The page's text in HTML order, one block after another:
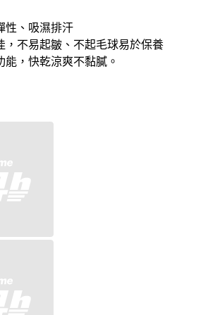
性、吸濕排汗
，不易起皺、不起毛球易於保養
能，快乾涼爽不黏膩。